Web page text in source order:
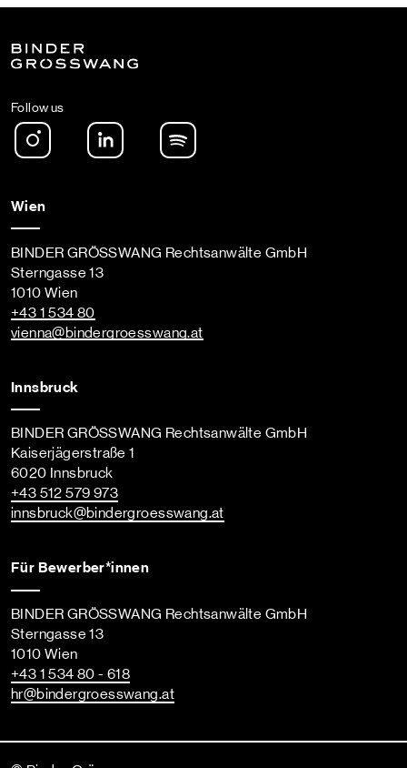
Follow us
Instagram LinkedIn
Wien
BINDER GRÖSSWANG Rechtsanwälte GmbH
Sterngasse 13
1010 Wien
+43 1 534 80
vienna@bindergroesswang.at
Innsbruck
BINDER GRÖSSWANG Rechtsanwälte GmbH
Kaiserjägerstraße 1
6020 Innsbruck
+43 512 579 973
innsbruck@bindergroesswang.at
Für Bewerber*innen
BINDER GRÖSSWANG Rechtsanwälte GmbH
Sterngasse 13
1010 Wien
+43 1 534 80 - 618
hr@bindergroesswang.at